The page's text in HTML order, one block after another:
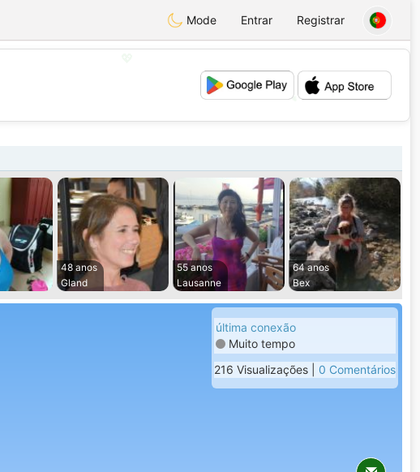
Mode Entrar Registrar
💕
48 anos
Gland
55 anos
Lausanne
64 anos
Bex
última conexão
Muito tempo
216 Visualizações | 0 Comentários